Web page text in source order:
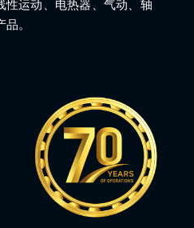
性运动、电热器、气动、轴
。